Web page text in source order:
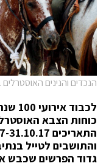
הנכדים והנינים
כוחות הצבא האוסטרלי
והתושבים לטייל
גדוד הפרשים שכבש את